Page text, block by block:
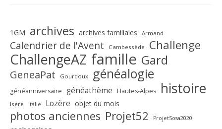
1GM archives archives familiales Armand
Calendrier de l'Avent Cambessède Challenge
ChallengeAZ famille Gard
GeneaPat Gourdoux généalogie
généanniversaire généathème Hautes-Alpes histoire
Isere Italie Lozère objet du mois
photos anciennes Projet52 ProjetSosa2020